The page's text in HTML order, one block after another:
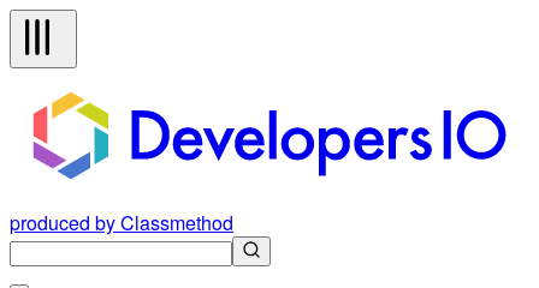
produced by Classmethod